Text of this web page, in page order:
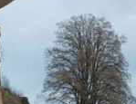
Renaissance